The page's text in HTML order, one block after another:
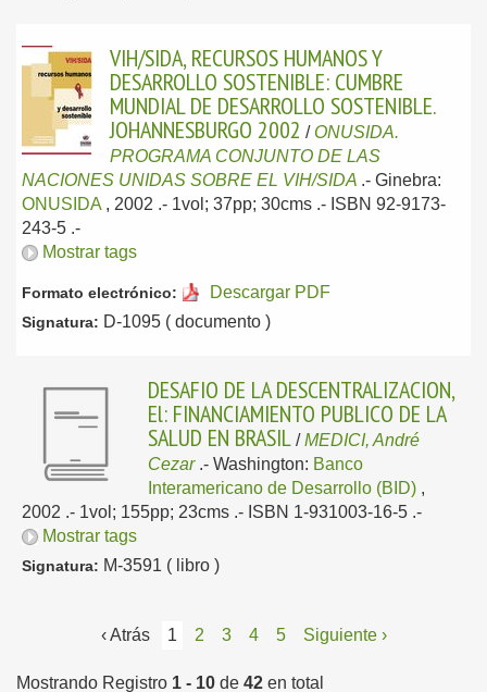
VIH/SIDA, RECURSOS HUMANOS Y
DESARROLLO SOSTENIBLE: CUMBRE
MUNDIAL DE DESARROLLO SOSTENIBLE.
JOHANNESBURGO 2002 / ONUSIDA.
PROGRAMA CONJUNTO DE LAS
NACIONES UNIDAS SOBRE EL VIH/SIDA .- Ginebra:
ONUSIDA , 2002 .- 1vol; 37pp; 30cms .- ISBN 92-9173-
243-5 .-
Mostrar tags
Formato electrónico: Descargar PDF
Signatura: D-1095 ( documento )
DESAFIO DE LA DESCENTRALIZACION,
El: FINANCIAMIENTO PUBLICO DE LA
SALUD EN BRASIL /MEDICI, André
Cezar .- Washington: Banco
Interamericano de Desarrollo (BID) ,
2002 .- 1vol; 155pp; 23cms .- ISBN 1-931003-16-5 .-
Mostrar tags
Signatura: M-3591 ( libro )
‹ Atrás 1 2 3 4 5 Siguiente ›
Mostrando Registro 1 - 10 de 42 en total